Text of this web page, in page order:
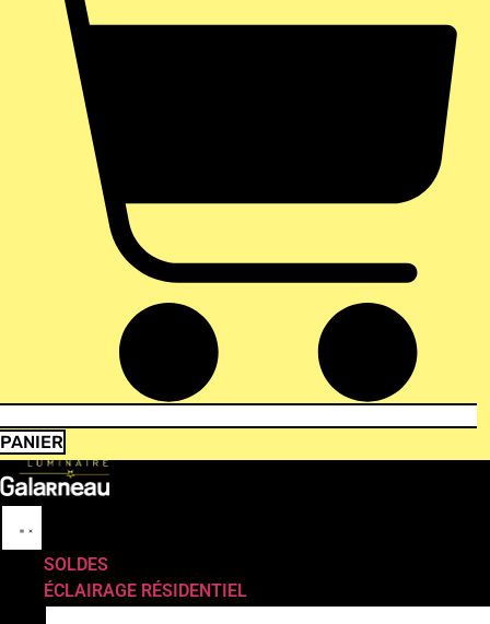
PANIER
SOLDES
ÉCLAIRAGE RÉSIDENTIEL